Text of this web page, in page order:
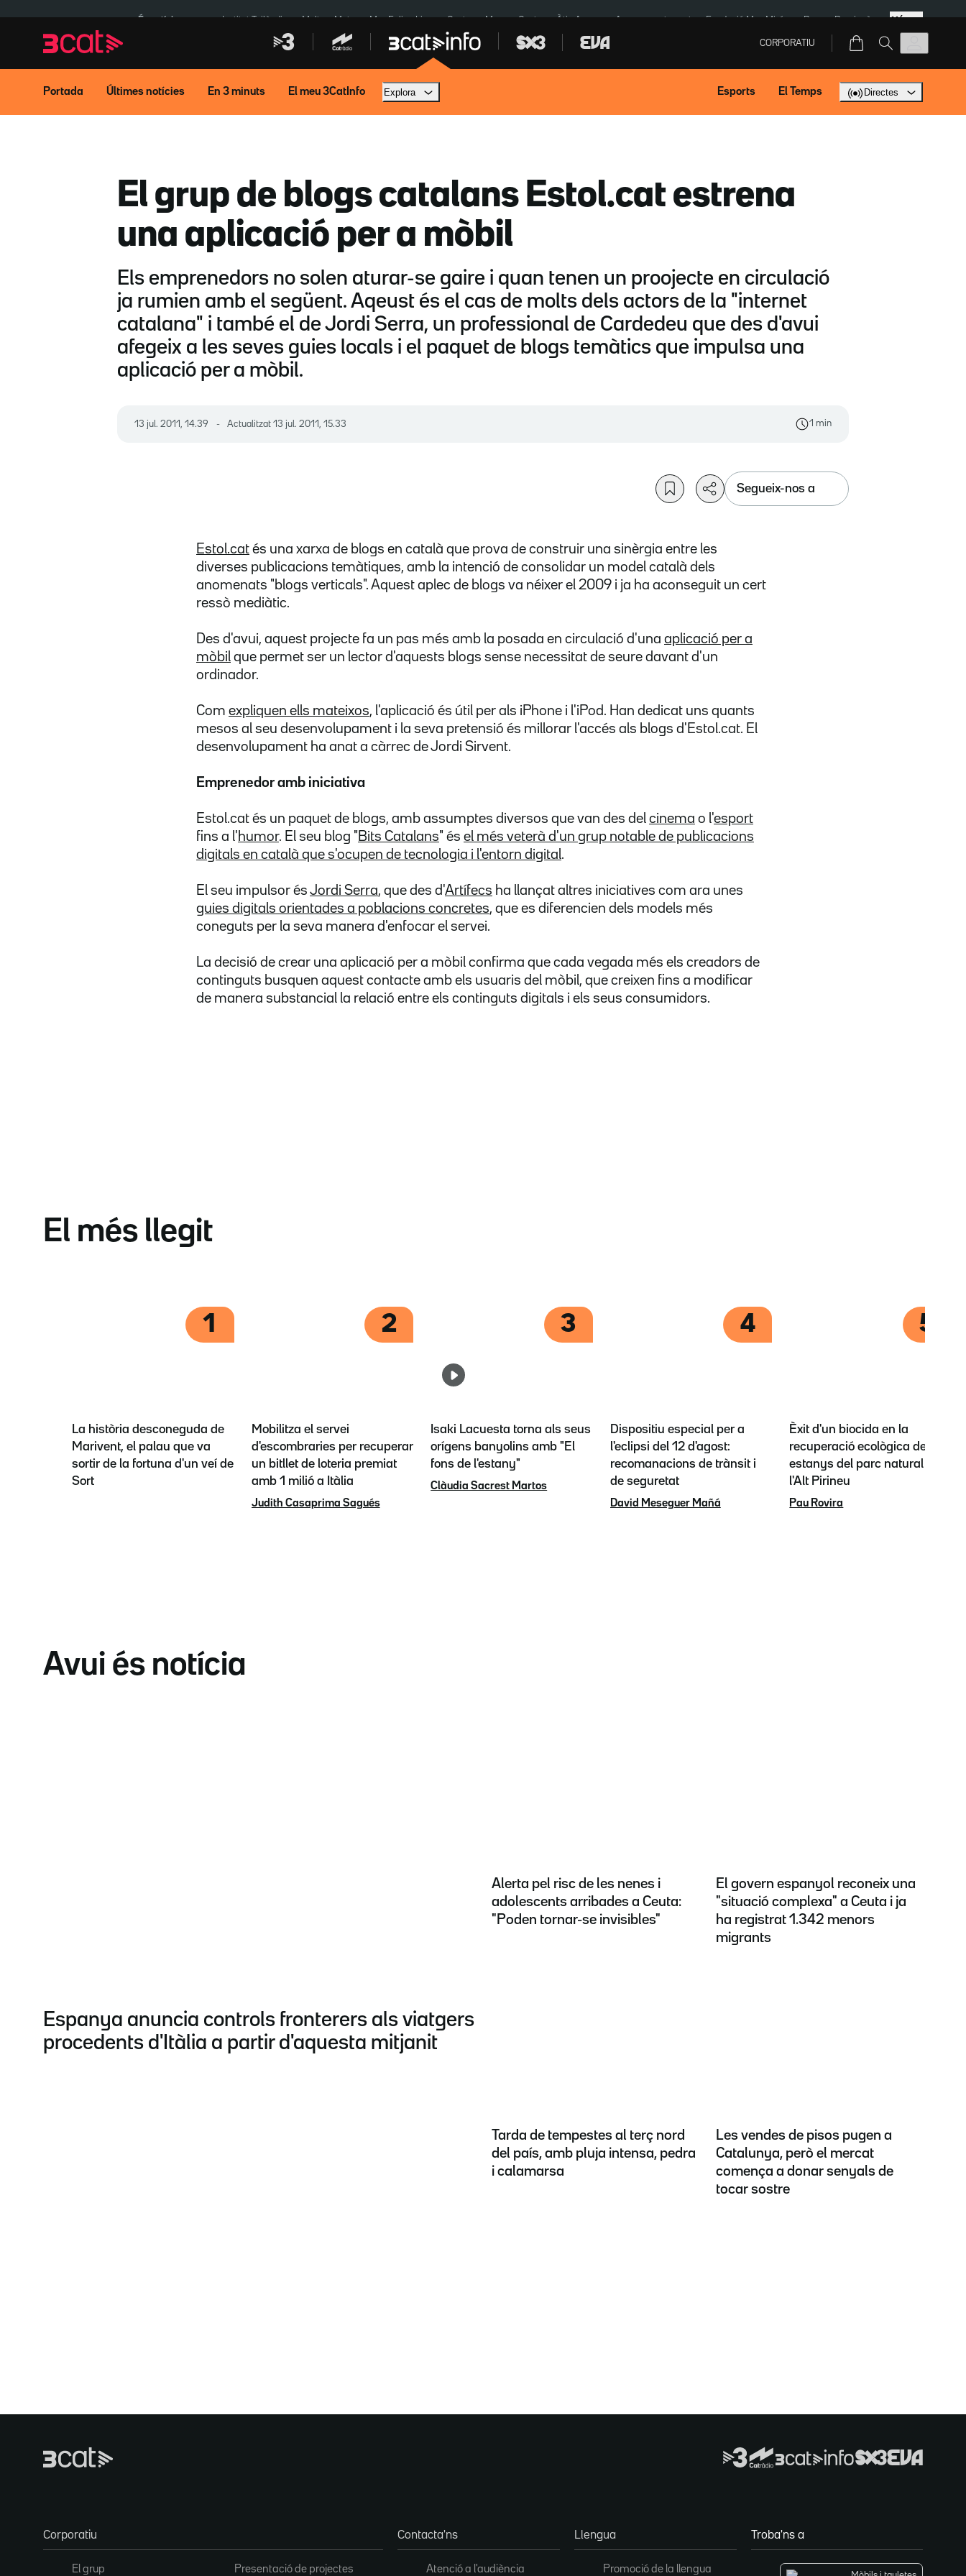
navegació
principal
contingut
És notícia: Institut Tailàndia Multa a Meta Mor Felipe Lipe Ceuta Menors Ceuta Àtic Ayuso Aparcament agost Fundació Mas Miró eBay Perpinyà Més
CORPORATIU
Portada Últimes notícies En 3 minuts El meu 3CatInfo Explora Esports El Temps Directes
El grup de blogs catalans Estol.cat estrena
una aplicació per a mòbil
Els emprenedors no solen aturar-se gaire i quan tenen un proojecte en circulació
ja rumien amb el següent. Aqeust és el cas de molts dels actors de la "internet
catalana" i també el de Jordi Serra, un professional de Cardedeu que des d'avui
afegeix a les seves guies locals i el paquet de blogs temàtics que impulsa una
aplicació per a mòbil.
13 jul. 2011, 14.39 Actualitzat 13 jul. 2011, 15.33 1 min
Segueix-nos a
Estol.cat és una xarxa de blogs en català que prova de construir una sinèrgia entre les
diverses publicacions temàtiques, amb la intenció de consolidar un model català dels
anomenats "blogs verticals". Aquest aplec de blogs va néixer el 2009 i ja ha aconseguit un cert
ressò mediàtic.
Des d'avui, aquest projecte fa un pas més amb la posada en circulació d'una aplicació per a
mòbil que permet ser un lector d'aquests blogs sense necessitat de seure davant d'un
ordinador.
Com expliquen ells mateixos, l'aplicació és útil per als iPhone i l'iPod. Han dedicat uns quants
mesos al seu desenvolupament i la seva pretensió és millorar l'accés als blogs d'Estol.cat. El
desenvolupament ha anat a càrrec de Jordi Sirvent.
Emprenedor amb iniciativa
Estol.cat és un paquet de blogs, amb assumptes diversos que van des del cinema o l'esport
fins a l'humor. El seu blog " Bits Catalans" és el més veterà d'un grup notable de publicacions
digitals en català que s'ocupen de tecnologia i l'entorn digital.
El seu impulsor és Jordi Serra, que des d'Artífecs ha llançat altres iniciatives com ara unes
guies digitals orientades a poblacions concretes, que es diferencien dels models més
coneguts per la seva manera d'enfocar el servei.
La decisió de crear una aplicació per a mòbil confirma que cada vegada més els creadors de
continguts busquen aquest contacte amb els usuaris del mòbil, que creixen fins a modificar
de manera substancial la relació entre els continguts digitals i els seus consumidors.
El més llegit
1
La història desconeguda de
Marivent, el palau que va
sortir de la fortuna d'un veí de
Sort
2
Mobilitza el servei
d'escombraries per recuperar
un bitllet de loteria premiat
amb 1 milió a Itàlia
Judith Casaprima Sagués
3
Isaki Lacuesta torna als seus
orígens banyolins amb "El
fons de l'estany"
Clàudia Sacrest Martos
4
Dispositiu especial per a
l'eclipsi del 12 d'agost:
recomanacions de trànsit i
de seguretat
David Meseguer Mañá
5
Èxit d'un biocida en la
recuperació ecològica dels
estanys del parc natural de
l'Alt Pirineu
Pau Rovira
Avui és notícia
Espanya anuncia controls fronterers als viatgers
procedents d'Itàlia a partir d'aquesta mitjanit
Alerta pel risc de les nenes i
adolescents arribades a Ceuta:
"Poden tornar-se invisibles"
El govern espanyol reconeix una
"situació complexa" a Ceuta i ja
ha registrat 1.342 menors
migrants
Tarda de tempestes al terç nord
del país, amb pluja intensa, pedra
i calamarsa
Les vendes de pisos pugen a
Catalunya, però el mercat
comença a donar senyals de
tocar sostre
Corporatiu
El grup Presentació de projectes
Contacta'ns
Atenció a l'audiència
Llengua
Promoció de la llengua
Troba'ns a